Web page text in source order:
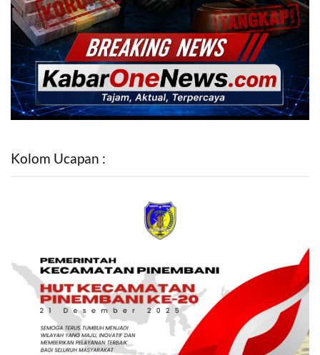
Kolom Ucapan :